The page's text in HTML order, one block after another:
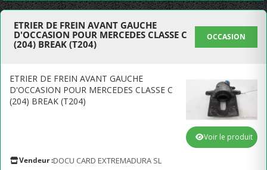
ETRIER DE FREIN AVANT GAUCHE
D'OCCASION POUR MERCEDES CLASSE C
(204) BREAK (T204)
OCCASION
ETRIER DE FREIN AVANT GAUCHE
D'OCCASION POUR MERCEDES CLASSE C
(204) BREAK (T204)
Vendeur :DOCU CARD EXTREMADURA SL
Voir le produit